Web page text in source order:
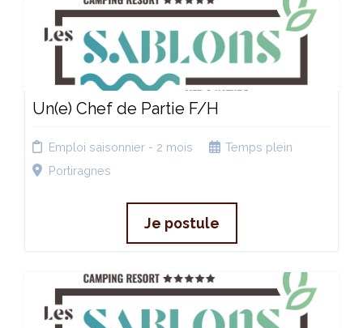
Un(e) Chef de Partie F/H
Emploi saisonnier - 2 mois
Temps plein
Portiragnes
Je postule